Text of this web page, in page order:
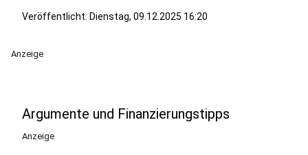
Veröffentlicht: Dienstag, 09.12.2025 16:20
Anzeige
Argumente und Finanzierungstipps
Anzeige